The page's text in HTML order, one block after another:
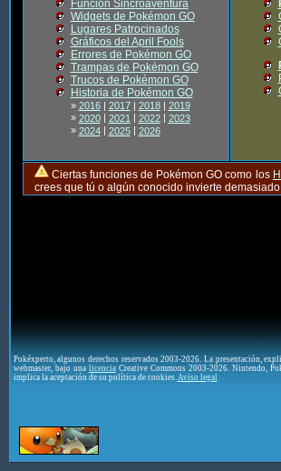
Función Sincroaventura
Widgets de Pokémon GO
Lugares Patrocinados
Gráficos del April Fools
Errores de Pokémon GO
Trampas de Pokémon GO
Trucos de Pokémon GO
Historia de Pokémon GO
» 2016| 2017| 2018| 2019
» 2020| 2021| 2022| 2023
» 2024| 2025| 2026
Ciertas funciones de Pokémon GO como los
crees que tú o algún conocido invierte
Pokéxperto, algunos derechos reservados 2003-2026. La presentación,
webmaster, bajo una licenciaCreative Commons 2003-2026. Nintendo,
implica la aceptación de su política de cookies. Aviso legal